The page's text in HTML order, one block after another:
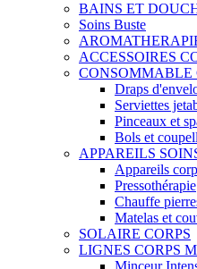
BAINS ET
Soins Buste
ACCESSOIRES
CONSOMMABLE
Draps
Serviettes
Pinceaux et
Bols et
APPAREILS
Appareils
Pressothérapie
Chauffe
Matelas et
SOLAIRE CORPS
LIGNES CORPS